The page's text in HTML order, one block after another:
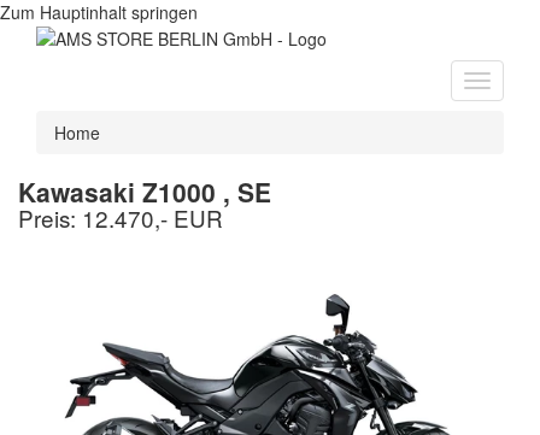
Zum Hauptinhalt springen
Toggle
Home
Kawasaki Z1000 , SE
Preis: 12.470,- EUR